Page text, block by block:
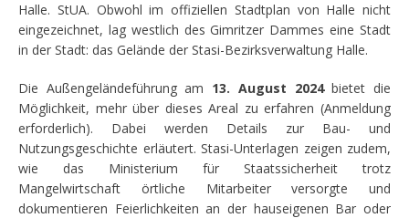
Halle. StUA. Obwohl im offiziellen Stadtplan von Halle nicht
eingezeichnet, lag westlich des Gimritzer Dammes eine Stadt
in der Stadt: das Gelände der Stasi-Bezirksverwaltung Halle.
Die Außengeländeführung am 13. August 2024bietet die
Möglichkeit, mehr über dieses Areal zu erfahren (Anmeldung
erforderlich). Dabei werden Details zur Bau- und
Nutzungsgeschichte erläutert. Stasi-Unterlagen zeigen zudem,
wie das Ministerium für Staatssicherheit trotz
Mangelwirtschaft örtliche Mitarbeiter versorgte und
dokumentieren Feierlichkeiten an der hauseigenen Bar oder